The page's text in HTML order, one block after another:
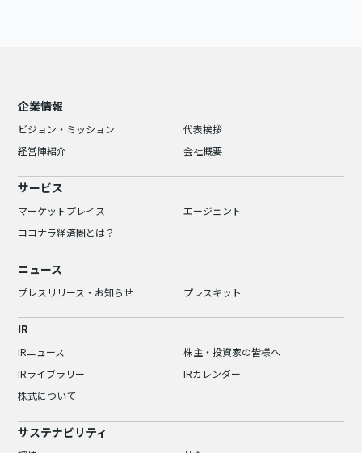
企業情報
ビジョン・ミッション
代表挨拶
経営陣紹介
会社概要
サービス
マーケットプレイス
エージェント
ココナラ経済圏とは？
ニュース
プレスリリース・お知らせ プレスキット
IR
IRニュース
株主・投資家の皆様へ
IRライブラリー
IRカレンダー
株式について
サステナビリティ